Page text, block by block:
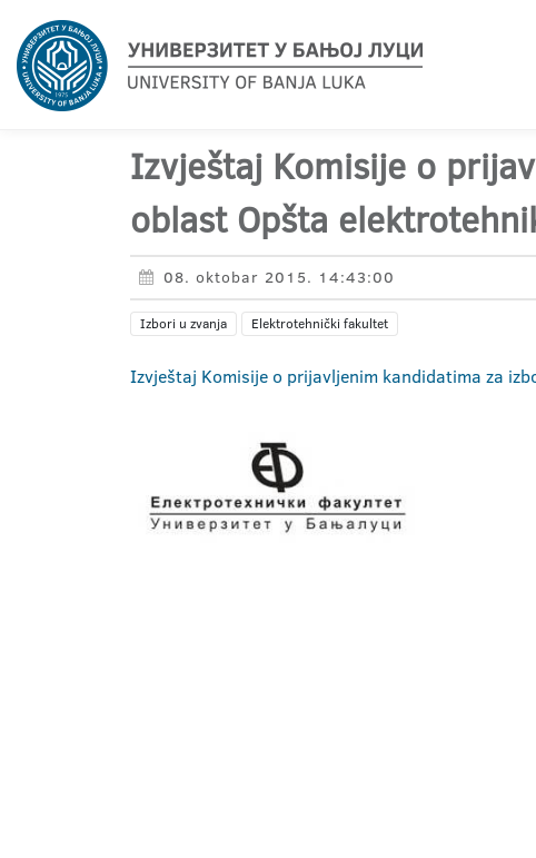
Izvještaj Komisije o
oblast Opšta
08. oktobar 2015. 14:43:00
Izbori u zvanja Elektrotehnički fakultet
Izvještaj Komisije o prijavljenim kandidatima za